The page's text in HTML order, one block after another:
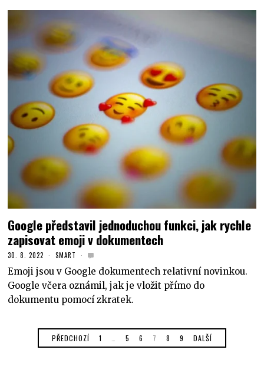
Google představil jednoduchou funkci, jak rychle
zapisovat emoji v dokumentech
30. 8. 2022 SMART
Emoji jsou v Google dokumentech relativní novinkou.
Google včera oznámil, jak je vložit přímo do
dokumentu pomocí zkratek.
PŘEDCHOZÍ 1 5 6 7 8 9 DALŠÍ